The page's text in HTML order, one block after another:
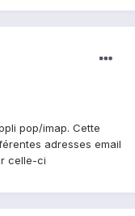
pop/imap. Cette
adresses email
celle-ci